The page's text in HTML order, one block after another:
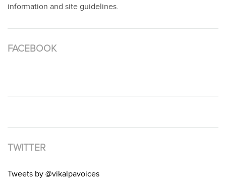
information and site guidelines.
FACEBOOK
TWITTER
Tweets by @vikalpavoices